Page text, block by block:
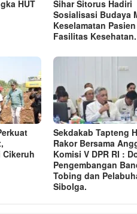
HUT
Sihar Sitorus Hadiri
Sosialisasi Budaya
Keselamatan
Fasilitas Kesehatan.
Cikeruh
Sekdakab Tapteng
Rakor Bersama
Komisi V DPR RI :
Pengembangan
Tobing dan
Sibolga.